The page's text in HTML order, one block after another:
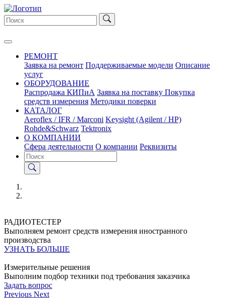
РЕМОНТ
Заявка на ремонт Поддерживаемые модели Описание
услуг
ОБОРУДОВАНИЕ
Распродажа КИПиА Заявка на поставку Покупка
средств измерения Методики поверки
КАТАЛОГ
Aeroflex / IFR / Marconi Keysight (Agilent / HP)
Rohde&Schwarz Tektronix
О КОМПАНИИ
Сфера деятельности О компании Реквизиты
РАДИОТЕСТЕР
Выполняем ремонт средств измерения иностранного
производства
УЗНАТЬ БОЛЬШЕ
Измерительные решения
Выполним подбор техники под требования заказчика
Задать вопрос
Previous Next